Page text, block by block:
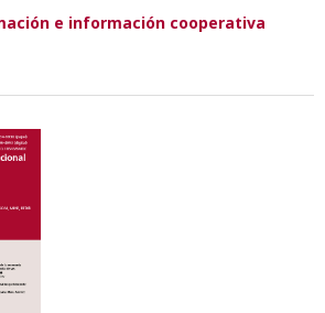
e información cooperativa